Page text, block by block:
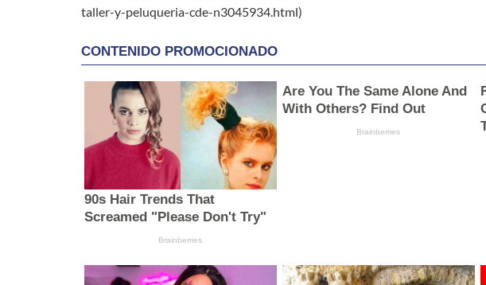
taller-y-peluqueria-cde-n3045934.html)